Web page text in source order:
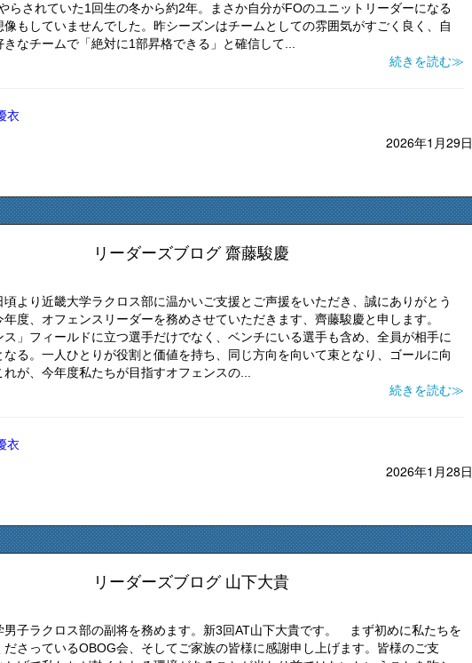
らされていた1回生の冬から約2年。まさか自分がFOのユニットリーダーになる
像もしていませんでした。昨シーズンはチームとしての雰囲気がすごく良く、自
なチームで「絶対に1部昇格できる」と確信して...
続きを読む≫
衣
2026年1月29日
リーダーズブログ 齋藤駿慶
頃より近畿大学ラクロス部に温かいご支援とご声援をいただき、誠にありがとう
年度、オフェンスリーダーを務めさせていただきます、齊藤駿慶と申します。
ス」フィールドに立つ選手だけでなく、ベンチにいる選手も含め、全員が相手に
なる。一人ひとりが役割と価値を持ち、同じ方向を向いて束となり、ゴールに向
が、今年度私たちが目指すオフェンスの...
続きを読む≫
衣
2026年1月28日
リーダーズブログ 山下大貴
男子ラクロス部の副将を務めます。新3回AT山下大貴です。 まず初めに私たちを
ださっているOBOG会、そしてご家族の皆様に感謝申し上げます。皆様のご支